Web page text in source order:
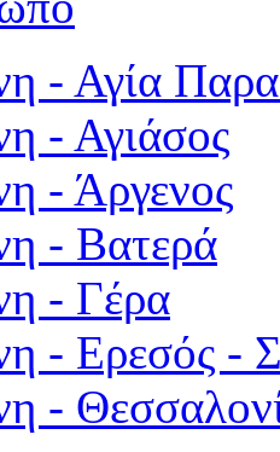
- Αγία
- Αγιάσος
- Άργενος
- Βατερά
- Γέρα
- Ερεσός -
-